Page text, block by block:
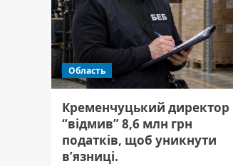
Область
Кременчуцький директор
“відмив” 8,6 млн грн
податків, щоб уникнути
в’язниці.